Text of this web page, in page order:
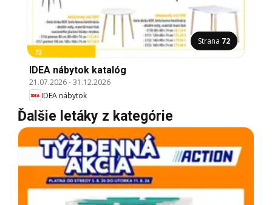
Strana 72
IDEA nábytok katalóg
21.07.2026-31.12.2026
IDEA nábytok
Ďalšie letáky z kategórie